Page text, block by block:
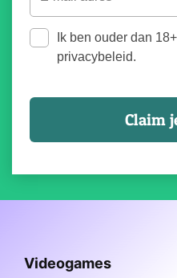
Ik ben ouder dan
privacybeleid.
Videogames